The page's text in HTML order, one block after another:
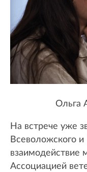
Ольга
На встрече уже
Всеволожского и
взаимодействие
Ассоциацией